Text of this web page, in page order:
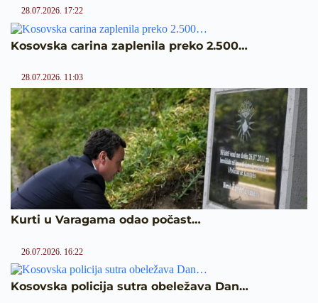
28.07.2026. 17:22
Kosovska carina zaplenila preko 2.500…
28.07.2026. 11:03
Kurti u Varagama odao počast…
26.07.2026. 16:22
Kosovska policija sutra obeležava Dan…